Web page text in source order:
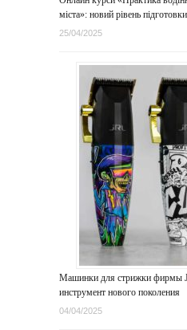
міста»: новий рівень
25/04/2025
Машинки для стрижки фирмы
инструмент нового поколения
04/04/2025